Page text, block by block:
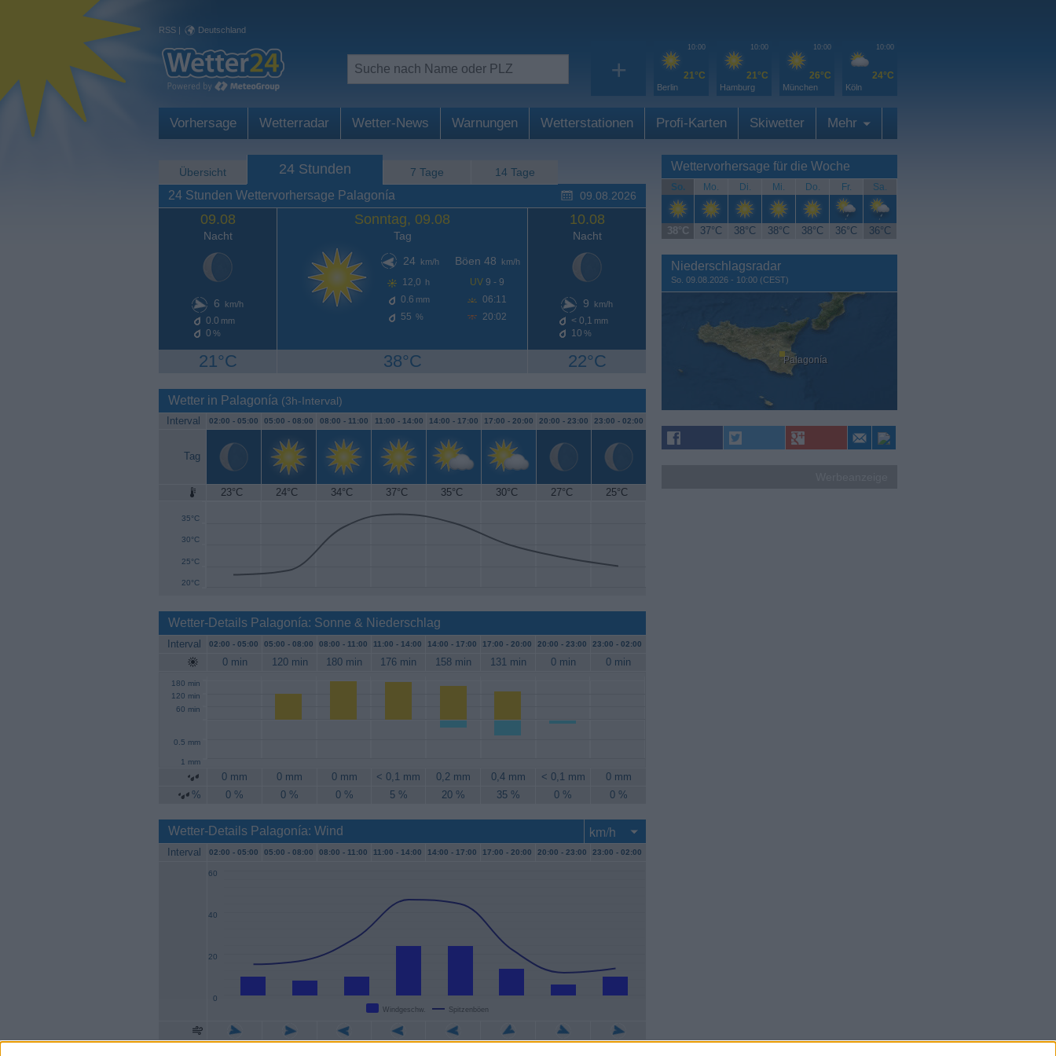
RSS | Deutschland
+
10:00
21°C
Berlin
10:00
21°C
Hamburg
10:00
26°C
München
10:00
24°C
Köln
Vorhersage Wetterradar Wetter-News Warnungen Wetterstationen Profi-Karten Skiwetter Mehr
Übersicht 24 Stunden 7 Tage 14 Tage
24 Stunden Wettervorhersage Palagonía 09.08.2026
09.08
Nacht
6 km/h
0.0 mm
0 %
21°C
Sonntag, 09.08
Tag
24
km/h
12,0 h
0.6 mm
55 %
Böen 48 km/h
UV 9 - 9
06:11
20:02
38°C
10.08
Nacht
9 km/h
< 0,1 mm
10 %
22°C
Wetter in Palagonía (3h-Interval)
Interval 02:00 - 05:00 05:00 - 08:00 08:00 - 11:00 11:00 - 14:00 14:00 - 17:00 17:00 - 20:00 20:00 - 23:00 23:00 - 02:00
Tag
23°C 24°C 34°C 37°C 35°C 30°C 27°C 25°C
20°C
25°C
30°C
35°C
40°C
Wetter-Details Palagonía: Sonne & Niederschlag
Interval 02:00 - 05:00 05:00 - 08:00 08:00 - 11:00 11:00 - 14:00 14:00 - 17:00 17:00 - 20:00 20:00 - 23:00 23:00 - 02:00
0 min 120 min 180 min 176 min 158 min 131 min 0 min 0 min
60 min
120 min
180 min
0.5 mm
1 mm
0 mm 0 mm 0 mm < 0,1 mm 0,2 mm 0,4 mm < 0,1 mm
0 mm
%
0 % 0 % 0 % 5 % 20 % 35 % 0 % 0 %
Wetter-Details Palagonía: Wind
Interval 02:00 - 05:00 05:00 - 08:00 08:00 - 11:00 11:00 - 14:00 14:00 - 17:00 17:00 - 20:00 20:00 - 23:00 23:00 - 02:00
Windgeschw. Spitzenböen
0
20
40
60
Wettervorhersage für die Woche
So. Mo. Di. Mi. Do. Fr. Sa.
38°C 37°C 38°C 38°C 38°C 36°C 36°C
Niederschlagsradar
So. 09.08.2026 - 10:00 (CEST)
Palagonía